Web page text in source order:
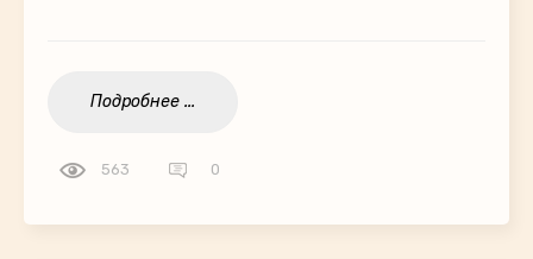
Подробнее ...
563 0